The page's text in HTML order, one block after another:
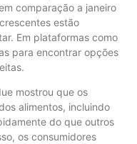
comparação a janeiro
estão
Em plataformas como
para encontrar opções
mostrou que os
alimentos, incluindo
do que outros
os consumidores